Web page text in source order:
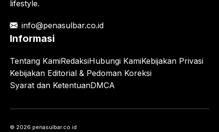
lifestyle.
info@penasulbar.co.id
Informasi
Tentang KamiRedaksiHubungi KamiKebijakan Privasi
Kebijakan Editorial & Pedoman Koreksi
Syarat dan KetentuanDMCA
© 2026 penasulbar.co.id